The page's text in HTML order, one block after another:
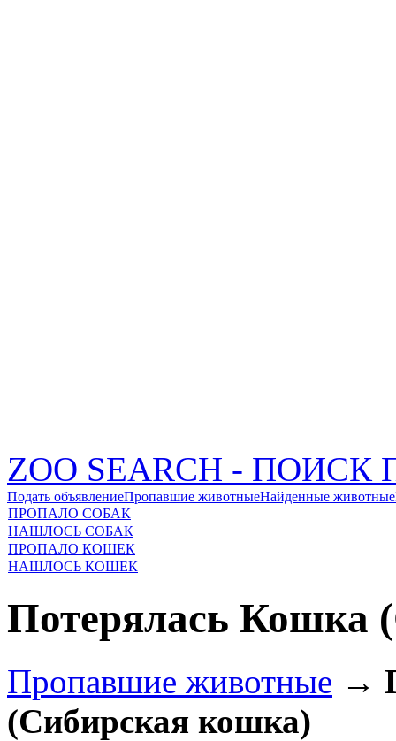
ZOO SEARCH -
Подать объявлениеПропавшие животныеНайденные животные
ПРОПАЛО СОБАК
НАШЛОСЬ СОБАК
ПРОПАЛО КОШЕК
НАШЛОСЬ КОШЕК
Потерялась Кошка
Пропавшие животные →
(Сибирская кошка)